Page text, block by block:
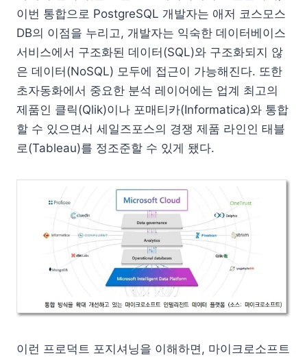
이번 통합으로 PostgreSQL 개발자는 애저 코스모스
DB의 이점을 누리고, 개발자는 익숙한 데이터베이스
서비스에서 구조화된 데이터(SQL)와 구조화되지 않
은 데이터(NoSQL) 모두에 접근이 가능해진다. 또한
초자동화에서 중요한 분석 레이어에는 업계 최고의
제품인 클릭(Qlik)이나 포매티카(Informatica)와 통합
할 수 있으면서 세일즈포스의 경쟁 제품 라인인 태블
로(Tableau)를 정조준할 수 있게 됐다.
이런 프로덕트 포지셔닝을 이해하면, 마이크로소프트